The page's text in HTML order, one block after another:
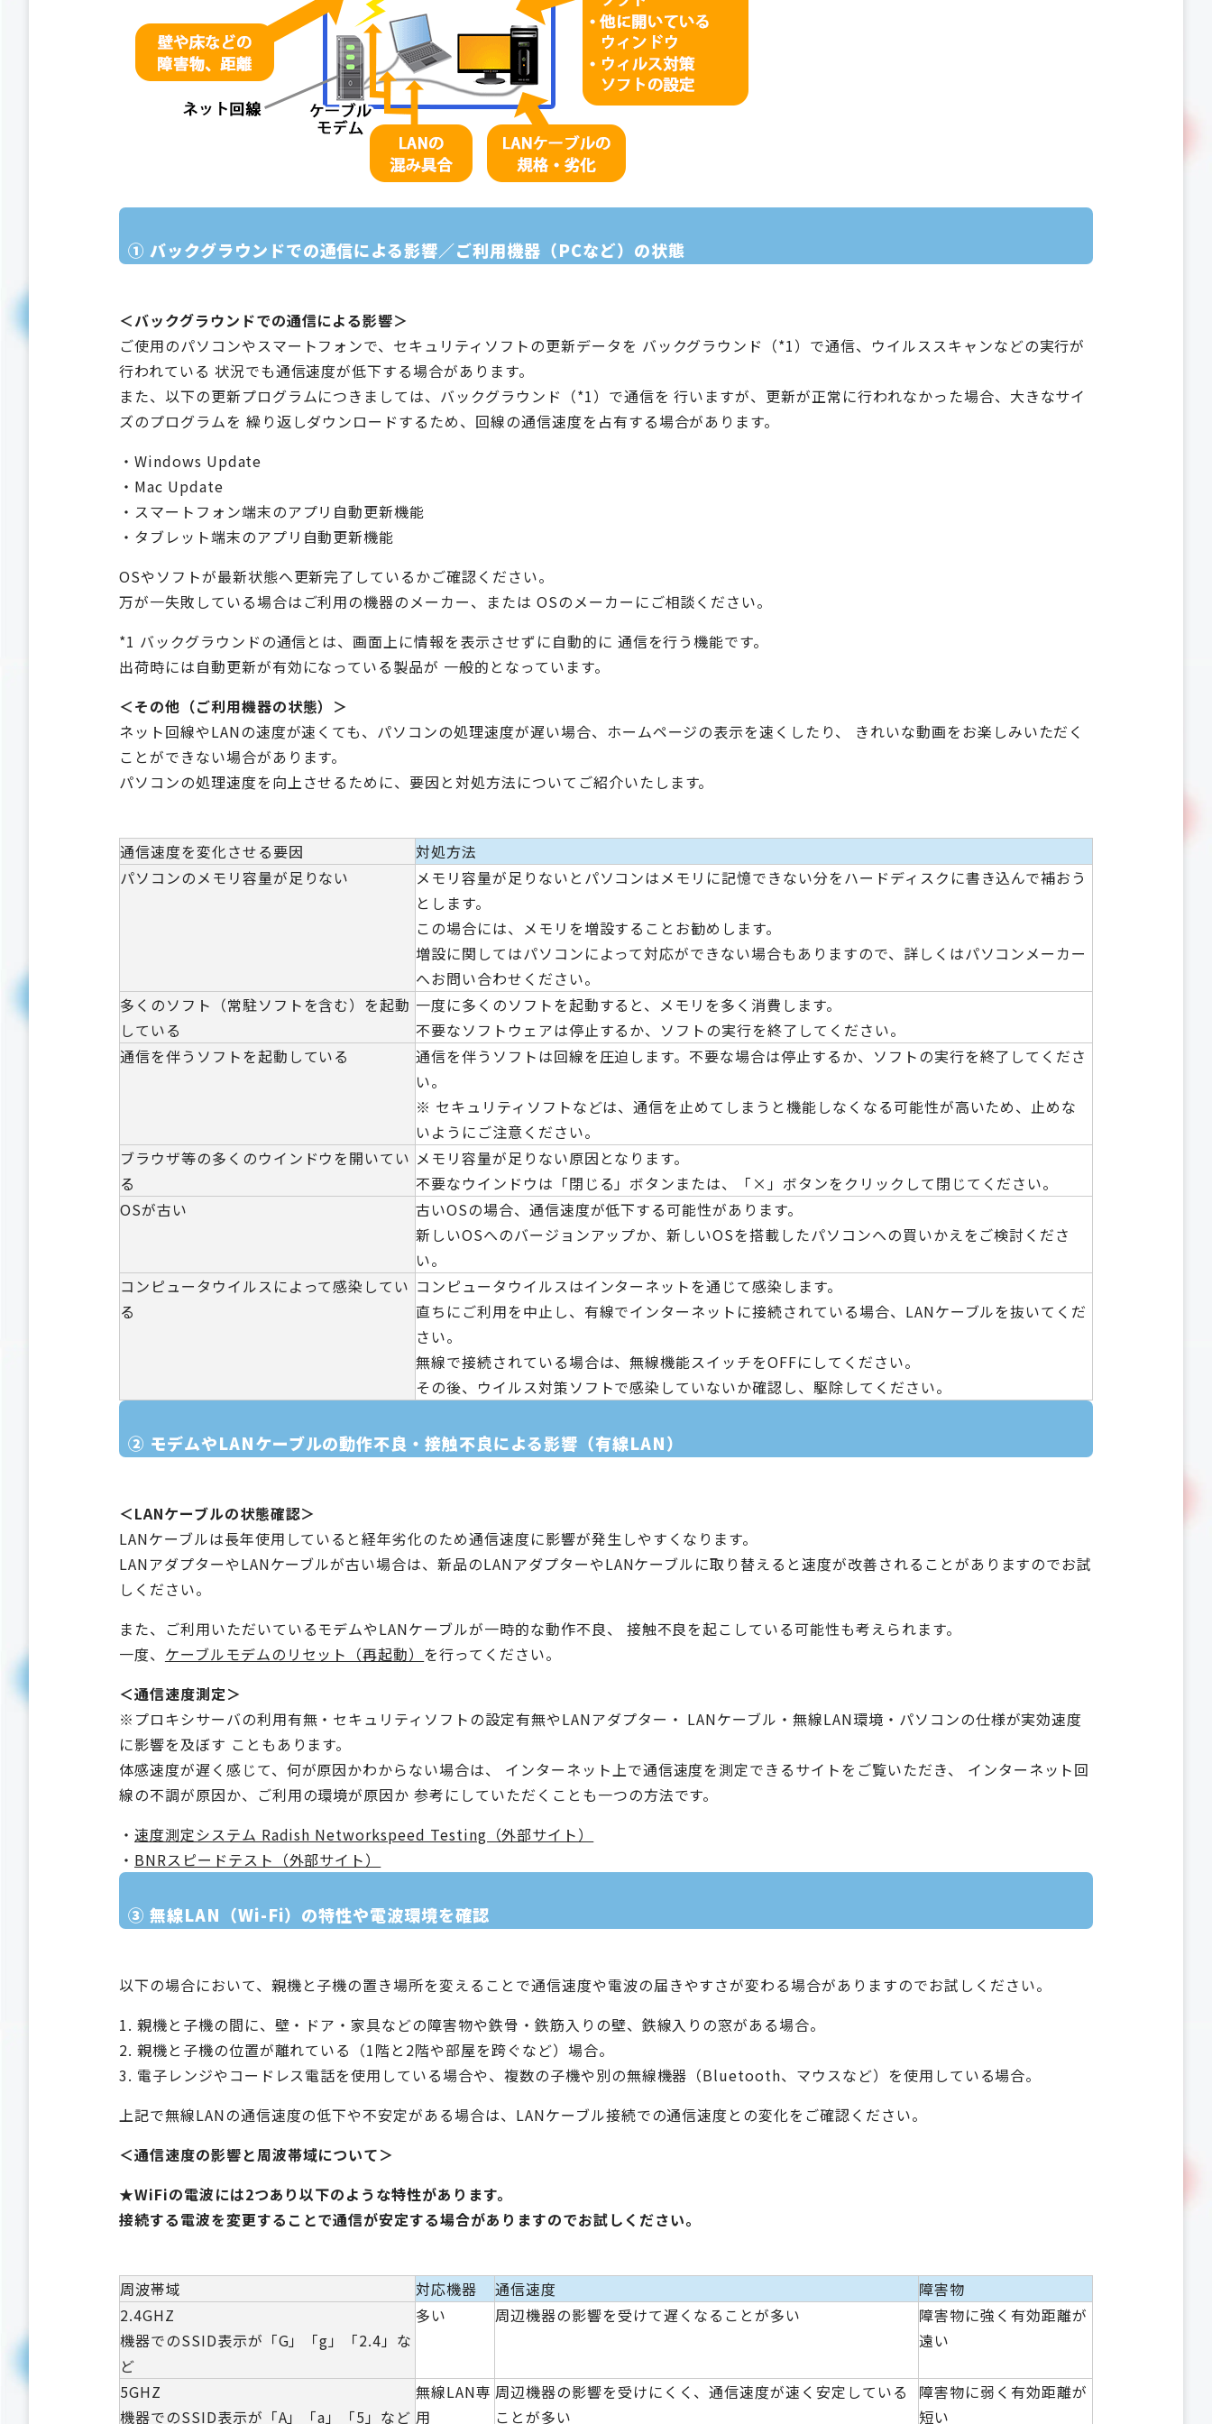
① バックグラウンドでの通信による影響／ご利用機器（PCなど）の状態
＜バックグラウンドでの通信による影響＞
ご使用のパソコンやスマートフォンで、セキュリティソフトの更新データを バックグラウンド（*1）で通信、ウイルススキャンなどの実行が
行われている 状況でも通信速度が低下する場合があります。
また、以下の更新プログラムにつきましては、バックグラウンド（*1）で通信を 行いますが、更新が正常に行われなかった場合、大きなサイ
ズのプログラムを 繰り返しダウンロードするため、回線の通信速度を占有する場合があります。
・Windows Update
・Mac Update
・スマートフォン端末のアプリ自動更新機能
・タブレット端末のアプリ自動更新機能
OSやソフトが最新状態へ更新完了しているかご確認ください。
万が一失敗している場合はご利用の機器のメーカー、または OSのメーカーにご相談ください。
*1 バックグラウンドの通信とは、画面上に情報を表示させずに自動的に 通信を行う機能です。
出荷時には自動更新が有効になっている製品が 一般的となっています。
＜その他（ご利用機器の状態）＞
ネット回線やLANの速度が速くても、パソコンの処理速度が遅い場合、ホームページの表示を速くしたり、 きれいな動画をお楽しみいただく
ことができない場合があります。
パソコンの処理速度を向上させるために、要因と対処方法についてご紹介いたします。
通信速度を変化させる要因
対処方法
パソコンのメモリ容量が足りない
メモリ容量が足りないとパソコンはメモリに記憶できない分をハードディスクに書き込んで補おう
とします。
この場合には、メモリを増設することお勧めします。
増設に関してはパソコンによって対応ができない場合もありますので、詳しくはパソコンメーカー
へお問い合わせください。
多くのソフト（常駐ソフトを含む）を起動
している
一度に多くのソフトを起動すると、メモリを多く消費します。
不要なソフトウェアは停止するか、ソフトの実行を終了してください。
通信を伴うソフトを起動している
通信を伴うソフトは回線を圧迫します。不要な場合は停止するか、ソフトの実行を終了してくださ
い。
※ セキュリティソフトなどは、通信を止めてしまうと機能しなくなる可能性が高いため、止めな
いようにご注意ください。
ブラウザ等の多くのウインドウを開いてい
る
メモリ容量が足りない原因となります。
不要なウインドウは「閉じる」ボタンまたは、「×」ボタンをクリックして閉じてください。
OSが古い
古いOSの場合、通信速度が低下する可能性があります。
新しいOSへのバージョンアップか、新しいOSを搭載したパソコンへの買いかえをご検討くださ
い。
コンピュータウイルスによって感染してい
る
コンピュータウイルスはインターネットを通じて感染します。
直ちにご利用を中止し、有線でインターネットに接続されている場合、LANケーブルを抜いてくだ
さい。
無線で接続されている場合は、無線機能スイッチをOFFにしてください。
その後、ウイルス対策ソフトで感染していないか確認し、駆除してください。
② モデムやLANケーブルの動作不良・接触不良による影響（有線LAN）
＜LANケーブルの状態確認＞
LANケーブルは長年使用していると経年劣化のため通信速度に影響が発生しやすくなります。
LANアダプターやLANケーブルが古い場合は、新品のLANアダプターやLANケーブルに取り替えると速度が改善されることがありますのでお試
しください。
また、ご利用いただいているモデムやLANケーブルが一時的な動作不良、 接触不良を起こしている可能性も考えられます。
一度、 ケーブルモデムのリセット（再起動） を行ってください。
＜通信速度測定＞
※プロキシサーバの利用有無・セキュリティソフトの設定有無やLANアダプター・ LANケーブル・無線LAN環境・パソコンの仕様が実効速度
に影響を及ぼす こともあります。
体感速度が遅く感じて、何が原因かわからない場合は、 インターネット上で通信速度を測定できるサイトをご覧いただき、 インターネット回
線の不調が原因か、ご利用の環境が原因か 参考にしていただくことも一つの方法です。
・ 速度測定システム Radish Networkspeed Testing（外部サイト）
・ BNRスピードテスト（外部サイト）
③ 無線LAN（Wi-Fi）の特性や電波環境を確認
以下の場合において、親機と子機の置き場所を変えることで通信速度や電波の届きやすさが変わる場合がありますのでお試しください。
1. 親機と子機の間に、壁・ドア・家具などの障害物や鉄骨・鉄筋入りの壁、鉄線入りの窓がある場合。
2. 親機と子機の位置が離れている（1階と2階や部屋を跨ぐなど）場合。
3. 電子レンジやコードレス電話を使用している場合や、複数の子機や別の無線機器（Bluetooth、マウスなど）を使用している場合。
上記で無線LANの通信速度の低下や不安定がある場合は、LANケーブル接続での通信速度との変化をご確認ください。
＜通信速度の影響と周波帯域について＞
★WiFiの電波には2つあり以下のような特性があります。
接続する電波を変更することで通信が安定する場合がありますのでお試しください。
周波帯域 対応機器 通信速度
障害物
2.4GHZ
機器でのSSID表示が「G」「g」「2.4」な
ど
多い 周辺機器の影響を受けて遅くなることが多い
障害物に強く有効距離が
遠い
5GHZ
機器でのSSID表示が「A」「a」「5」など
無線LAN専
用
周辺機器の影響を受けにくく、通信速度が速く安定している
ことが多い
障害物に弱く有効距離が
短い